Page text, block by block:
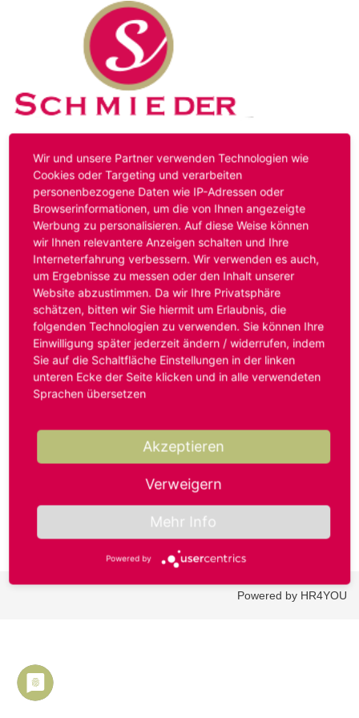
Kontakt Impressum Datenschutz
Hinweis:Das von ihnen aufgerufene Stellenangebot ist
bereits ausgelaufen. Alternative Stellenanzeigen finden
Sie unter:
www.schmieder-personal.de/stellenangebote
Oder Sie bewerben sich
initiativund wir suchen für Sie
passende Stellenangebote.
Anmelden
Benutzername oder E-Mail-Adresse*
Passwort*
Powered by HR4YOU
Wir und unsere Partner verwenden Technologien wie
Cookies oder Targeting und verarbeiten
personenbezogene Daten wie IP-Adressen oder
Browserinformationen, um die von Ihnen angezeigte
Werbung zu personalisieren. Auf diese Weise können
wir Ihnen relevantere Anzeigen schalten und Ihre
Interneterfahrung verbessern. Wir verwenden es auch,
um Ergebnisse zu messen oder den Inhalt unserer
Website abzustimmen. Da wir Ihre Privatsphäre
schätzen, bitten wir Sie hiermit um Erlaubnis, die
folgenden Technologien zu verwenden. Sie können Ihre
Einwilligung später jederzeit ändern / widerrufen, indem
Sie auf die Schaltfläche Einstellungen in der linken
unteren Ecke der Seite klicken und in alle verwendeten
Sprachen übersetzen
Akzeptieren
Verweigern
Mehr Info
Powered by